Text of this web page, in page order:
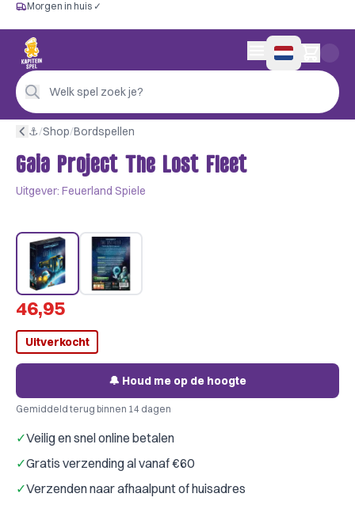
Gratis vanaf €60
Morgen in huis ✓
Persoonlijk advies
4,9/5 —
Morgen in huis ✓
Welk spel zoek je?
0 artikelen in
⚓︎/Shop/Bordspellen
Gaia Project The Lost Fleet
Uitgever: Feuerland Spiele
46,95
Uitverkocht
🔔 Houd me op de hoogte
Gemiddeld terug binnen 14 dagen
✓Veilig en snel online betalen
✓Gratis verzending al vanaf €60
✓Verzenden naar afhaalpunt of huisadres